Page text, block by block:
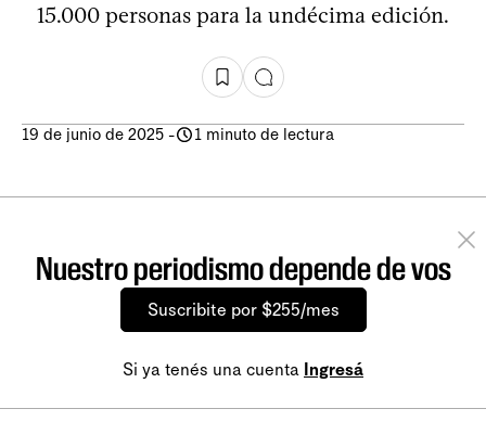
15.000 personas para la undécima edición.
19 de junio de 2025 - 1 minuto de lectura
Nuestro periodismo depende de vos
Suscribite por $255/mes
Si ya tenés una cuenta Ingresá